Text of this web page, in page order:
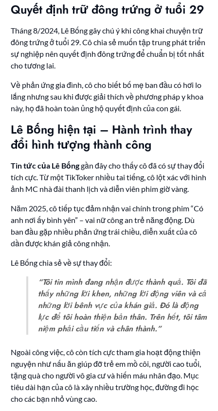
Quyết định trữ đông trứng ở tuổi 29
Tháng 8/2024, Lê Bống gây chú ý khi công khai chuyện trữ
đông trứng ở tuổi 29. Cô chia sẻ muốn tập trung phát triển
sự nghiệp nên quyết định đông trứng để chuẩn bị tốt nhất
cho tương lai.
Về phản ứng gia đình, cô cho biết bố mẹ ban đầu có hơi lo
lắng nhưng sau khi được giải thích về phương pháp y khoa
này, họ đã hoàn toàn ủng hộ quyết định của con gái.
Lê Bống hiện tại – Hành trình thay
đổi hình tượng thành công
Tin tức của Lê Bốnggần đây cho thấy cô đã có sự thay đổi
tích cực. Từ một TikToker nhiều tai tiếng, cô lột xác với hình
ảnh MC nhà đài thanh lịch và diễn viên phim giờ vàng.
Năm 2025, cô tiếp tục đảm nhận vai chính trong phim “Có
anh nơi ấy bình yên” – vai nữ công an trẻ năng động. Dù
ban đầu gặp nhiều phản ứng trái chiều, diễn xuất của cô
dần được khán giả công nhận.
Lê Bống chia sẻ về sự thay đổi:
“Tôi tin mình đang nhận được thành quả. Tôi đã
thấy những lời khen, những lời động viên và cả
những lời bênh vực của khán giả. Đó là động
lực để tôi hoàn thiện bản thân. Trên hết, tôi tâm
niệm phải cầu tiến và chân thành.”
Ngoài công việc, cô còn tích cực tham gia hoạt động thiện
nguyện như nấu ăn giúp đỡ trẻ em mồ côi, người cao tuổi,
tặng quà cho người vô gia cư và hiến máu nhân đạo. Mục
tiêu dài hạn của cô là xây nhiều trường học, đường đi học
cho các bạn nhỏ vùng cao.